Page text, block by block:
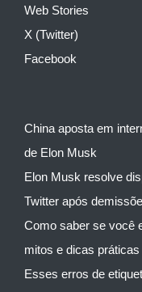
Web Stories
X (Twitter)
Facebook
China aposta em
de Elon Musk
Elon Musk resolve
Twitter após
Como saber se você
mitos e dicas práticas
Esses erros de